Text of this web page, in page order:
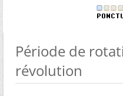
Période de
révolution